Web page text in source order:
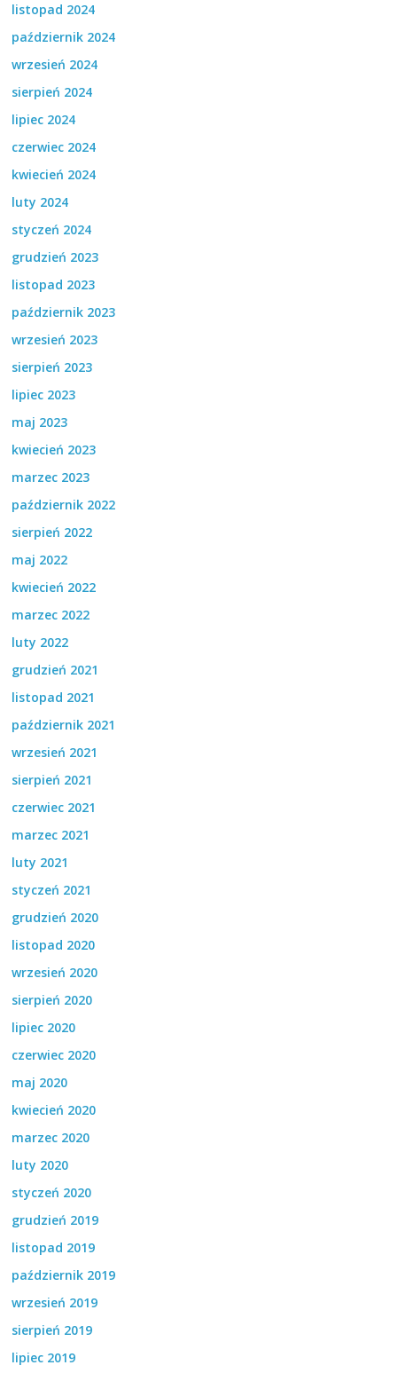
listopad 2024
październik 2024
wrzesień 2024
sierpień 2024
lipiec 2024
czerwiec 2024
kwiecień 2024
luty 2024
styczeń 2024
grudzień 2023
listopad 2023
październik 2023
wrzesień 2023
sierpień 2023
lipiec 2023
maj 2023
kwiecień 2023
marzec 2023
październik 2022
sierpień 2022
maj 2022
kwiecień 2022
marzec 2022
luty 2022
grudzień 2021
listopad 2021
październik 2021
wrzesień 2021
sierpień 2021
czerwiec 2021
marzec 2021
luty 2021
styczeń 2021
grudzień 2020
listopad 2020
wrzesień 2020
sierpień 2020
lipiec 2020
czerwiec 2020
maj 2020
kwiecień 2020
marzec 2020
luty 2020
styczeń 2020
grudzień 2019
listopad 2019
październik 2019
wrzesień 2019
sierpień 2019
lipiec 2019